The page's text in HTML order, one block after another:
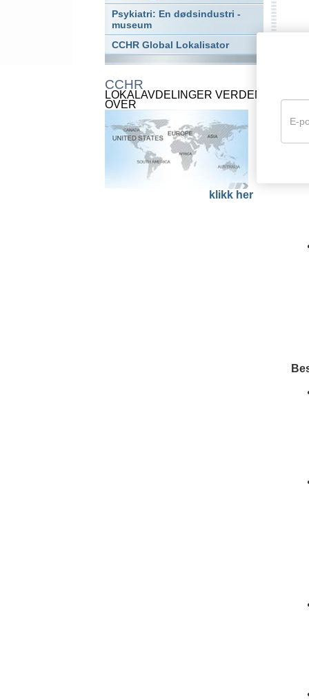
Psykiatri: En dødsindustri -
museum
CCHR Global Lokalisator
CCHR
LOKALAVDELINGER VERDEN
OVER
klikk her